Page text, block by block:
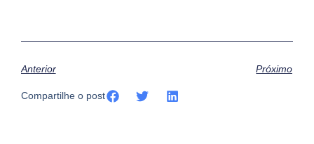
Anterior Próximo
Compartilhe o post